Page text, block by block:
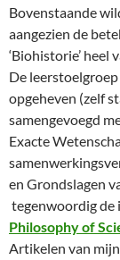
Bovenstaande
aangezien de
‘Biohistorie’
De
opgeheven (zelf
samengevoegd
Exacte
en Grondslagen
tegenwoordig
Philosophy of
Artikelen van